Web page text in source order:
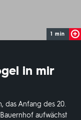
1 min
in mir
das Anfang des 20.
aufwächst